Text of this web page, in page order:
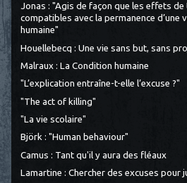
Jonas : "Agis de façon que les effets
compatibles avec la permanence d’une
humaine"
Houellebecq : Une vie sans but, sans
Malraux : La Condition humaine
"L’explication entraîne-t-elle l’excuse ?"
"The act of killing"
"La vie scolaire"
Björk : "Human behaviour"
Camus : Tant qu'il y aura des fléaux
Lamartine : Chercher des excuses pour